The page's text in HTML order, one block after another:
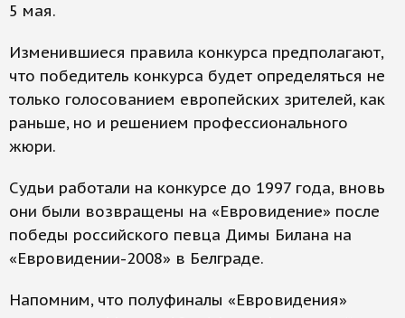
5 мая.
Изменившиеся правила конкурса предполагают,
что победитель конкурса будет определяться не
только голосованием европейских зрителей, как
раньше, но и решением профессионального
жюри.
Судьи работали на конкурсе до 1997 года, вновь
они были возвращены на «Евровидение» после
победы российского певца Димы Билана на
«Евровидении-2008» в Белграде.
Напомним, что полуфиналы «Евровидения»